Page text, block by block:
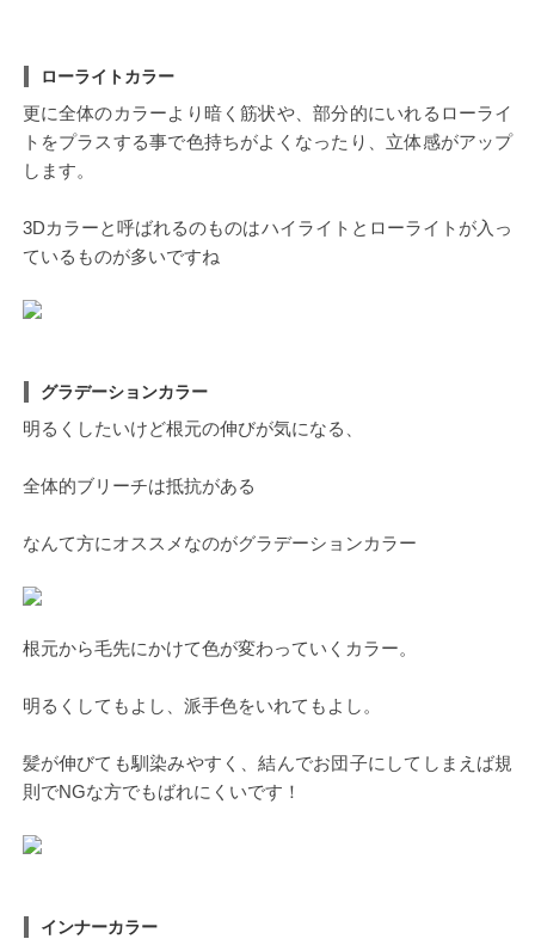
ローライトカラー
更に全体のカラーより暗く筋状や、部分的にいれるローライ
トをプラスする事で色持ちがよくなったり、立体感がアップ
します。
3Dカラーと呼ばれるのものはハイライトとローライトが入っ
ているものが多いですね
グラデーションカラー
明るくしたいけど根元の伸びが気になる、
全体的ブリーチは抵抗がある
なんて方にオススメなのがグラデーションカラー
根元から毛先にかけて色が変わっていくカラー。
明るくしてもよし、派手色をいれてもよし。
髪が伸びても馴染みやすく、結んでお団子にしてしまえば規
則でNGな方でもばれにくいです！
インナーカラー